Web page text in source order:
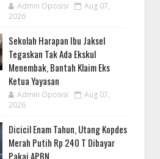
Admin Oposisi
Aug 07,
2026
Sekolah Harapan Ibu Jaksel
Tegaskan Tak Ada Ekskul
Menembak, Bantah Klaim Eks
Ketua Yayasan
Admin Oposisi
Aug 07,
2026
Dicicil Enam Tahun, Utang Kopdes
Merah Putih Rp 240 T Dibayar
Pakai APBN